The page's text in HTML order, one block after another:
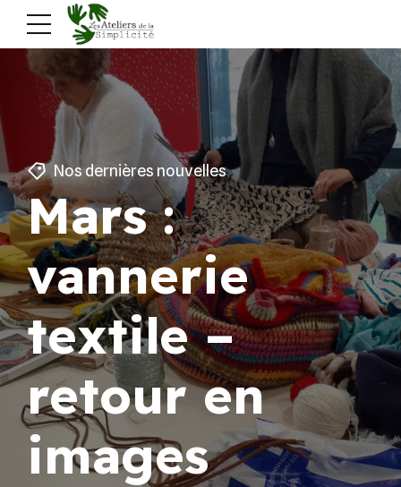
Nos dernières nouvelles
Mars :
vannerie
textile –
retour en
images